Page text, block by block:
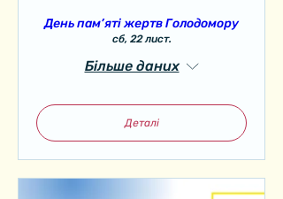
День пам’яті жертв Голодомору
сб, 22 лист.
Більше даних
Деталі